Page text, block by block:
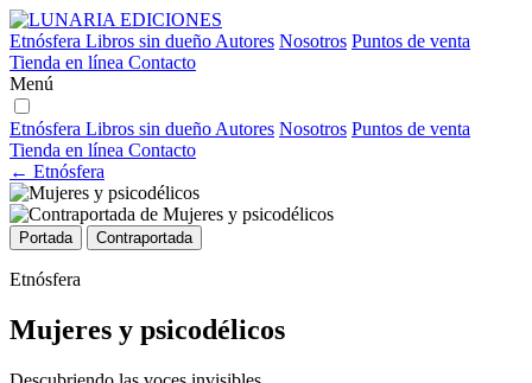
Etnósfera Libros sin dueño Autores Nosotros Puntos de venta
Tienda en línea Contacto
Menú
Etnósfera Libros sin dueño Autores Nosotros Puntos de venta
Tienda en línea Contacto
← Etnósfera
Portada Contraportada
Etnósfera
Mujeres y psicodélicos